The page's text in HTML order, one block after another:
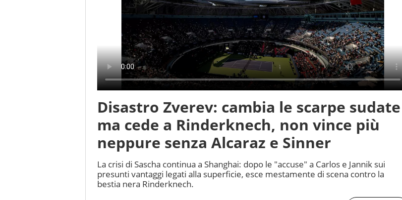
Disastro Zverev: cambia le scarpe sudate
ma cede a Rinderknech, non vince più
neppure senza Alcaraz e Sinner
La crisi di Sascha continua a Shanghai: dopo le "accuse" a Carlos e Jannik sui
presunti vantaggi legati alla superficie, esce mestamente di scena contro la
bestia nera Rinderknech.